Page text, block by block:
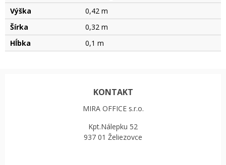
Výška
0,42 m
Šírka
0,32 m
Hĺbka
0,1 m
KONTAKT
MIRA OFFICE s.r.o.
Kpt.Nálepku 52
937 01 Želiezovce